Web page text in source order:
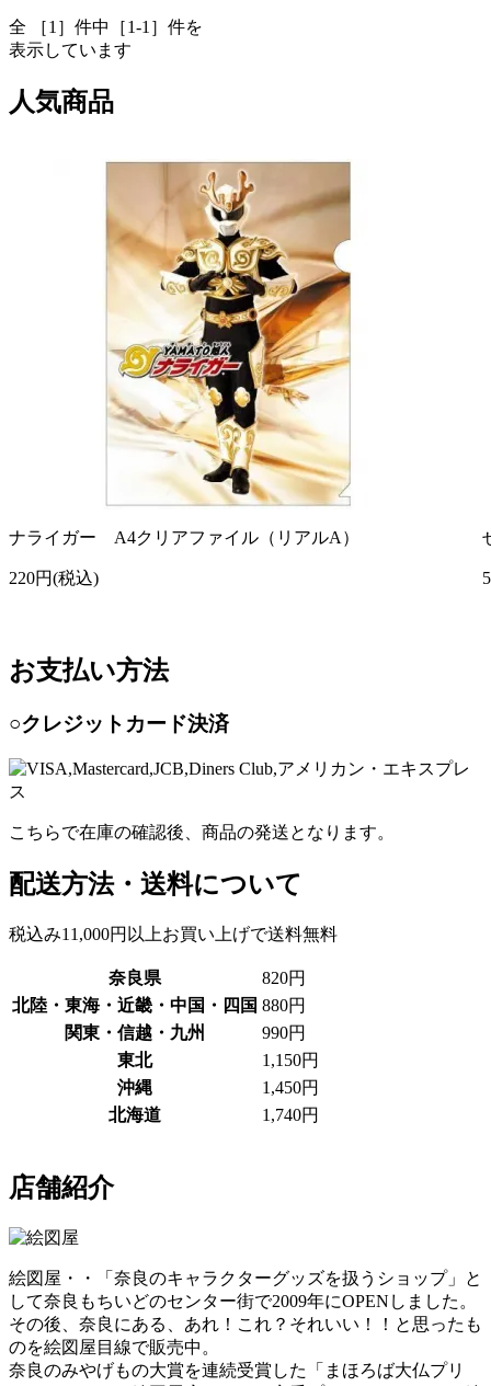
全 ［1］件中［1-1］件を
表示しています
人気商品
ナライガー A4クリアファイル（リアルA）
220円(税込)
お支払い方法
○クレジットカード決済
こちらで在庫の確認後、商品の発送となります。
配送方法・送料について
税込み11,000円以上お買い上げで送料無料
奈良県
820円
北陸・東海・近畿・中国・四国 880円
関東・信越・九州
990円
東北
1,150円
沖縄
1,450円
北海道
1,740円
店舗紹介
絵図屋・・「奈良のキャラクターグッズを扱うショップ」と
して奈良もちいどのセンター街で2009年にOPENしました。
その後、奈良にある、あれ！これ？それいい！！と思ったも
のを絵図屋目線で販売中。
奈良のみやげもの大賞を連続受賞した「まほろば大仏プリ